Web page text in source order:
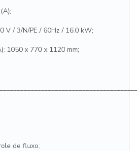
V / 3/N/PE / 60Hz / 16.0 kW;
1050 x 770 x 1120 mm;
de fluxo;